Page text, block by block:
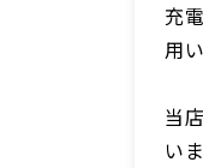
充
用
当
い